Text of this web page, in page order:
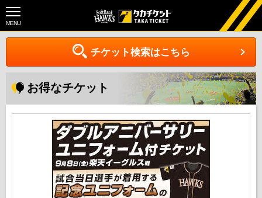
MENU
チケット検索はこちら
お得なチケット